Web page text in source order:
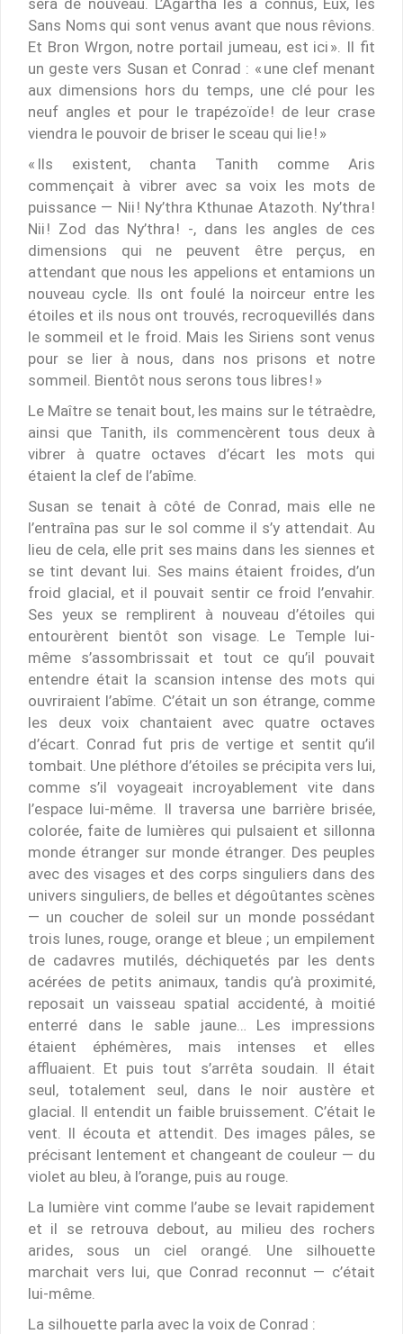
Sans Noms qui sont venus avant que nous rêvions.
Et Bron Wrgon, notre portail jumeau, est ici ». Il fit
un geste vers Susan et Conrad : « une clef menant
aux dimensions hors du temps, une clé pour les
neuf angles et pour le trapézoïde ! de leur crase
viendra le pouvoir de briser le sceau qui lie ! »
« Ils existent, chanta Tanith comme Aris
commençait à vibrer avec sa voix les mots de
puissance — Nii ! Ny’thra Kthunae Atazoth. Ny’thra !
Nii ! Zod das Ny’thra ! -, dans les angles de ces
dimensions qui ne peuvent être perçus, en
attendant que nous les appelions et entamions un
nouveau cycle. Ils ont foulé la noirceur entre les
étoiles et ils nous ont trouvés, recroquevillés dans
le sommeil et le froid. Mais les Siriens sont venus
pour se lier à nous, dans nos prisons et notre
sommeil. Bientôt nous serons tous libres ! »
Le Maître se tenait bout, les mains sur le tétraèdre,
ainsi que Tanith, ils commencèrent tous deux à
vibrer à quatre octaves d’écart les mots qui
étaient la clef de l’abîme.
Susan se tenait à côté de Conrad, mais elle ne
l’entraîna pas sur le sol comme il s’y attendait. Au
lieu de cela, elle prit ses mains dans les siennes et
se tint devant lui. Ses mains étaient froides, d’un
froid glacial, et il pouvait sentir ce froid l’envahir.
Ses yeux se remplirent à nouveau d’étoiles qui
entourèrent bientôt son visage. Le Temple lui-
même s’assombrissait et tout ce qu’il pouvait
entendre était la scansion intense des mots qui
ouvriraient l’abîme. C’était un son étrange, comme
les deux voix chantaient avec quatre octaves
d’écart. Conrad fut pris de vertige et sentit qu’il
tombait. Une pléthore d’étoiles se précipita vers lui,
comme s’il voyageait incroyablement vite dans
l’espace lui-même. Il traversa une barrière brisée,
colorée, faite de lumières qui pulsaient et sillonna
monde étranger sur monde étranger. Des peuples
avec des visages et des corps singuliers dans des
univers singuliers, de belles et dégoûtantes scènes
— un coucher de soleil sur un monde possédant
trois lunes, rouge, orange et bleue ; un empilement
de cadavres mutilés, déchiquetés par les dents
acérées de petits animaux, tandis qu’à proximité,
reposait un vaisseau spatial accidenté, à moitié
enterré dans le sable jaune… Les impressions
étaient éphémères, mais intenses et elles
affluaient. Et puis tout s’arrêta soudain. Il était
seul, totalement seul, dans le noir austère et
glacial. Il entendit un faible bruissement. C’était le
vent. Il écouta et attendit. Des images pâles, se
précisant lentement et changeant de couleur — du
violet au bleu, à l’orange, puis au rouge.
La lumière vint comme l’aube se levait rapidement
et il se retrouva debout, au milieu des rochers
arides, sous un ciel orangé. Une silhouette
marchait vers lui, que Conrad reconnut — c’était
lui-même.
La silhouette parla avec la voix de Conrad :